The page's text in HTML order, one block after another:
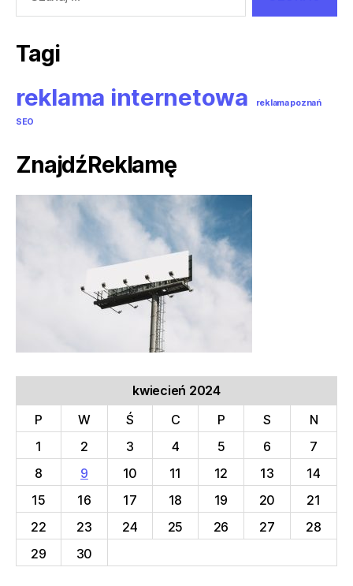
małych
Tagi
reklama internetowa
reklama poznań
SEO
ZnajdźReklamę
kwiecień 2024
P
W Ś C P S
N
1
2 3 4 5 6
7
8
9 10 11 12 13
14
15
16 17 18 19 20
21
22
23 24 25 26 27
28
29
30